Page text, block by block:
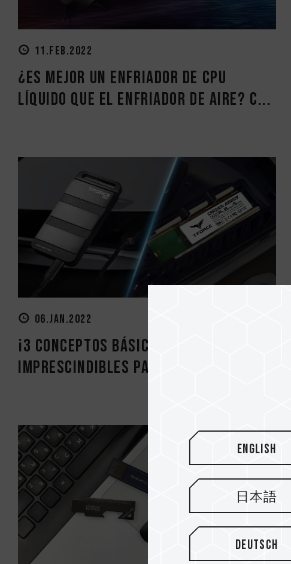
11.FEB.2022
¿Es mejor un enfriador de CPU
líquido que el enfriador de aire? C...
06.JAN.2022
¡3 conceptos básicos
imprescindibles para la expansión...
English
日本語
Deutsch